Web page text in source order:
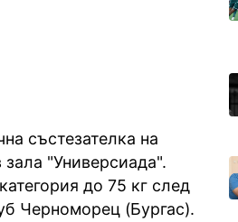
състезателка на
"Универсиада".
до 75 кг след
Черноморец (Бургас).